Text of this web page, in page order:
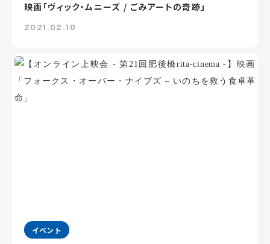
映画「ヴィック・ムニーズ / ごみアートの奇跡」
2021.02.10
イベント